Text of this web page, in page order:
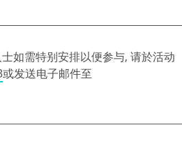
如需特别安排以便参与, 请於活动
或发送电子邮件至